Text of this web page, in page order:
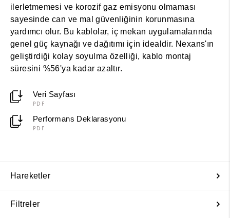
ilerletmemesi ve korozif gaz emisyonu olmaması
sayesinde can ve mal güvenliğinin korunmasına
yardımcı olur. Bu kablolar, iç mekan uygulamalarında
genel güç kaynağı ve dağıtımı için idealdir. Nexans'ın
geliştirdiği kolay soyulma özelliği, kablo montaj
süresini %56'ya kadar azaltır.
Veri Sayfası
PDF
Performans Deklarasyonu
PDF
Hareketler
Filtreler